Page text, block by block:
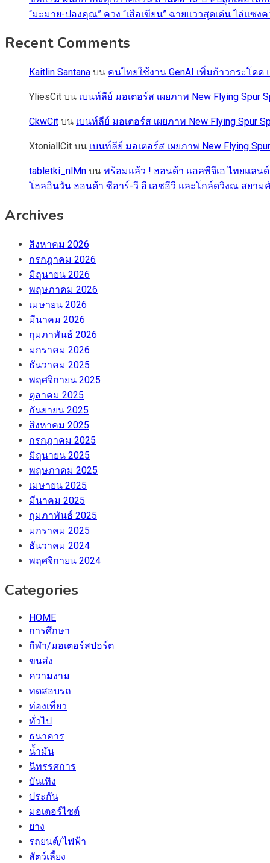
“มะมาย-ปองคุณ” ควง “เสือเขียน” ฉายแววสุดเด่น ไล่แ
Recent Comments
Kaitlin Santana บน คนไทยใช้งาน GenAI เพิ่มก้าวกระโด
YliesCit บน เบนท์ลีย์ มอเตอร์ส เผยภาพ New Flying
CkwCit บน เบนท์ลีย์ มอเตอร์ส เผยภาพ New Flying Spur
XtoniallCit บน เบนท์ลีย์ มอเตอร์ส เผยภาพ New Flying
tabletki_nlMn บน พร้อมแล้ว ! ฮอนด้า แอลพีจีเอ ไทยแลนด์
โฮลอินวัน ฮอนด้า ซีอาร์-วี อี:เอชอีวี และโกล์ดวิงณ สยา
Archives
สิงหาคม 2026
กรกฎาคม 2026
มิถุนายน 2026
พฤษภาคม 2026
เมษายน 2026
มีนาคม 2026
กุมภาพันธ์ 2026
มกราคม 2026
ธันวาคม 2025
พฤศจิกายน 2025
ตุลาคม 2025
กันยายน 2025
สิงหาคม 2025
กรกฎาคม 2025
มิถุนายน 2025
พฤษภาคม 2025
เมษายน 2025
มีนาคม 2025
กุมภาพันธ์ 2025
มกราคม 2025
ธันวาคม 2024
พฤศจิกายน 2024
Categories
HOME
การศึกษา
กีฬา/มอเตอร์สปอร์ต
ขนส่ง
ความงาม
ทดสอบรถ
ท่องเที่ยว
ทั่วไป
ธนาคาร
น้ำมัน
นิทรรศการ
บันเทิง
ประกัน
มอเตอร์ไชต์
ยาง
รถยนต์/ไฟฟ้า
สัตว์เลี้ยง